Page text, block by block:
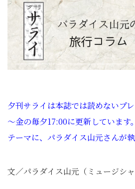
夕刊サライは本誌では読めないプ
～金の毎夕17:00に更新しています
テーマに、パラダイス山元さんが執
文／パラダイス山元（ミュージシ